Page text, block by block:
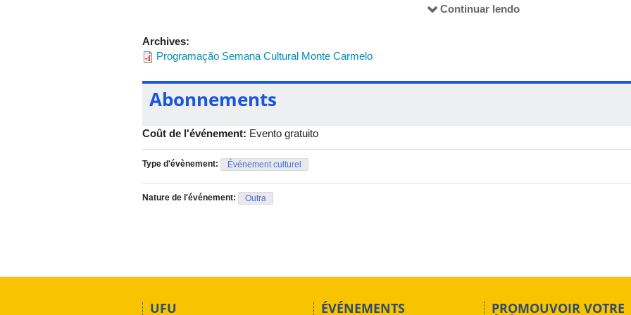
Palestra “Contribuições do teatro para a comunicação: superando a timidez no meio acadêmico” - 15h às
Continuar lendo
Archives:
Programação Semana Cultural Monte Carmelo
Abonnements
Coût de l'événement: Evento gratuito
Type d'évènement: Événement culturel
Nature de l'événement: Outra
UFU ÉVÉNEMENTS PROMOUVOIR VOTRE